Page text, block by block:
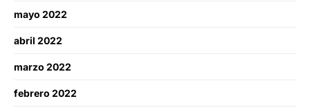
mayo 2022
abril 2022
marzo 2022
febrero 2022